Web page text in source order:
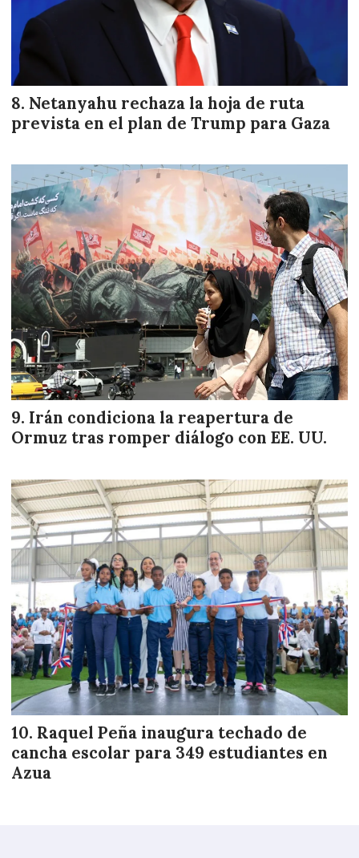
Netanyahu rechaza la hoja de ruta
prevista en el plan de Trump para Gaza
Irán condiciona la reapertura de
Ormuz tras romper diálogo con EE. UU.
Raquel Peña inaugura techado de
cancha escolar para 349 estudiantes en
Azua